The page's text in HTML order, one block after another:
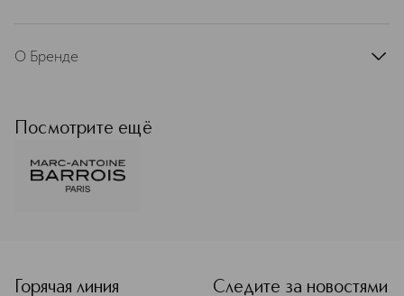
О Бренде
высокой моды и нишевой
парфюмерии. Изначально бренд
сочетает классические
Посмотрите ещё
Горячая линия
Следите за новостями